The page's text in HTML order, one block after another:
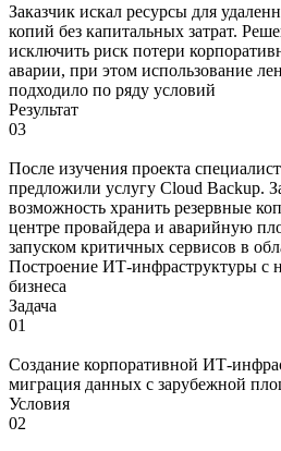
Заказчик искал ресурсы для
копий без капитальных затрат.
исключить риск потери
аварии, при этом использование
подходило по ряду условий
Результат
03
После изучения проекта
предложили услугу Cloud Backup.
возможность хранить резервные
центре провайдера и аварийную
запуском критичных сервисов в
Построение ИТ-инфраструктуры с
бизнеса
Задача
01
Создание корпоративной ИТ-
миграция данных с зарубежной
Условия
02